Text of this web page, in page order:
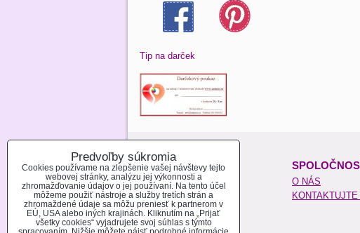
Tip na darček
O NAKUPOVANÍ:
REGISTROVAŤ SA
AKO NAKUPOVAŤ
MOŽNOSTI PLATBY
MOŽNOSTI DOPRAVY
O NÁS
KONTAKTUJTE
Predvoľby súkromia
Cookies používame na zlepšenie vašej návštevy tejto
webovej stránky, analýzu jej výkonnosti a
zhromažďovanie údajov o jej používaní. Na tento účel
môžeme použiť nástroje a služby tretích strán a
zhromaždené údaje sa môžu preniesť k partnerom v
EÚ, USA alebo iných krajinách. Kliknutím na „Prijať
všetky cookies“ vyjadrujete svoj súhlas s týmto